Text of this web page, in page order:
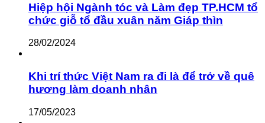
Hiệp hội Ngành tóc và Làm đẹp TP.HCM tổ
chức giỗ tổ đầu xuân năm Giáp thìn
28/02/2024
Khi trí thức Việt Nam ra đi là để trở về quê
hương làm doanh nhân
17/05/2023